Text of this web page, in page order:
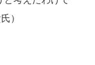
）